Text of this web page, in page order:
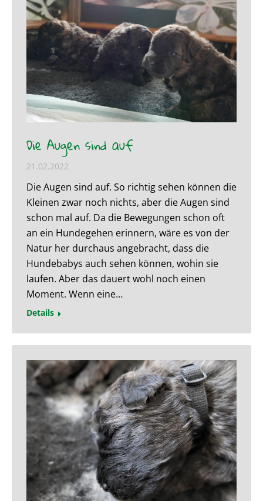
Die Augen sind auf
21.02.2022
Die Augen sind auf. So richtig sehen können die
Kleinen zwar noch nichts, aber die Augen sind
schon mal auf. Da die Bewegungen schon oft
an ein Hundegehen erinnern, wäre es von der
Natur her durchaus angebracht, dass die
Hundebabys auch sehen können, wohin sie
laufen. Aber das dauert wohl noch einen
Moment. Wenn eine…
Details